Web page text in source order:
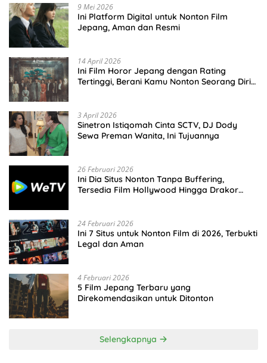
9 Mei 2026
Ini Platform Digital untuk Nonton Film
Jepang, Aman dan Resmi
14 April 2026
Ini Film Horor Jepang dengan Rating
Tertinggi, Berani Kamu Nonton Seorang Diri
3 April 2026
Sinetron Istiqomah Cinta SCTV, DJ Dody
Sewa Preman Wanita, Ini Tujuannya
26 Februari 2026
Ini Dia Situs Nonton Tanpa Buffering,
Tersedia Film Hollywood Hingga Drakor
24 Februari 2026
Ini 7 Situs untuk Nonton Film di 2026, Terbukti
Legal dan Aman
4 Februari 2026
5 Film Jepang Terbaru yang
Direkomendasikan untuk Ditonton
Selengkapnya